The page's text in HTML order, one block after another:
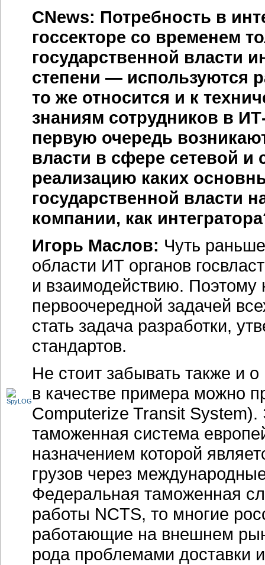
CNews: Потребность в
госсекторе со временем
государственной власти
степени — используются
то же относится и к
знаниям сотрудников в
первую очередь
власти в сфере сетевой и
реализацию каких
государственной власти
компании, как
Игорь Маслов: Чуть
области ИТ органов
и взаимодействию. Поэтому
первоочередной задачей
стать задача разработки,
стандартов.
Не стоит забывать также и
в качестве примера можно
Computerize Transit
таможенная система
назначением которой
грузов через
Федеральная таможенная
работы NCTS, то многие
работающие на внешнем
рода проблемами доставки